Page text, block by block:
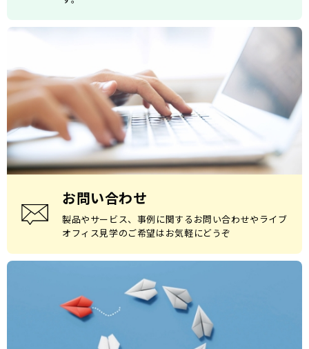
お問い合わせ
製品やサービス、事例に関するお問い合わせやライブ
オフィス見学のご希望はお気軽にどうぞ